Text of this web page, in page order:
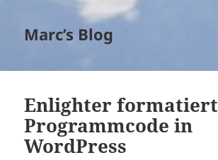
Marc’s Blog
Enlighter formatiert
Programmcode in
WordPress